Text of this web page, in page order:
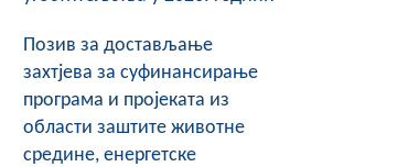
Позив за достављање
захтјева за суфинансирање
програма и пројеката из
области заштите животне
средине, енергетске